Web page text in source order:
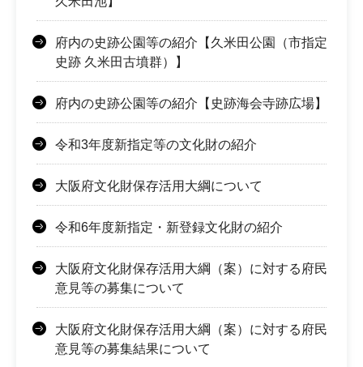
府内の史跡公園等の紹介【久米田公園（市指定
史跡 久米田古墳群）】
府内の史跡公園等の紹介【史跡海会寺跡広場】
令和3年度新指定等の文化財の紹介
大阪府文化財保存活用大綱について
令和6年度新指定・新登録文化財の紹介
大阪府文化財保存活用大綱（案）に対する府民
意見等の募集について
大阪府文化財保存活用大綱（案）に対する府民
意見等の募集結果について